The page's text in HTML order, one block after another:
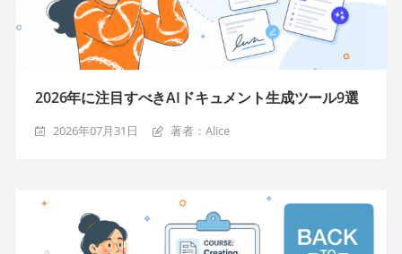
2026年に注目すべきAIドキュメント生成ツール9選
2026年07月31日 著者：Alice